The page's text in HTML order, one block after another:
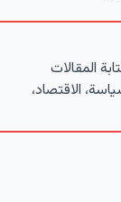
المقالات
الاقتصاد،